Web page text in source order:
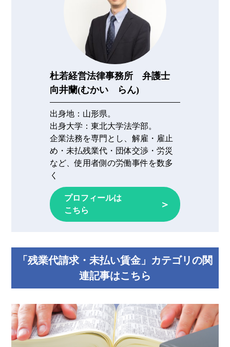
杜若経営法律事務所 弁護士
向井蘭(むかい らん)
出身地： 山形県。
出身大学： 東北大学法学部。
企業法務を専門とし、解雇・雇止
め・未払残業代・団体交渉・労災
など、使用者側の労働事件を数多
く
プロフィールは
こちら
＞
「残業代請求・未払い賃金」カテゴリの関
連記事はこちら